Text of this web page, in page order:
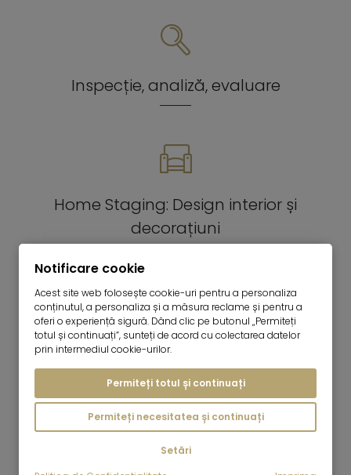
Inspecție, analiză, evaluare
Home Staging: Design interior și
decorațiuni
Medierea între cumpărători și vânzători
Notificare cookie
Acest site web folosește cookie-uri pentru a personaliza
conținutul, a personaliza și a măsura reclame și pentru a
oferi o experiență sigură. Dând clic pe butonul „Permiteți
totul și continuați”, sunteți de acord cu colectarea datelor
prin intermediul cookie-urilor.
Permiteți totul și continuați
Permiteți necesitatea și continuați
Setări